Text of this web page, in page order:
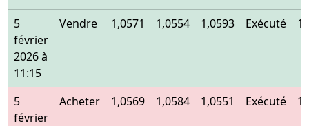
5
février
2026 à
11:15
Vendre 1,0571 1,0554 1,0593 Exécuté
5
février
Acheter 1,0569 1,0584 1,0551 Exécuté